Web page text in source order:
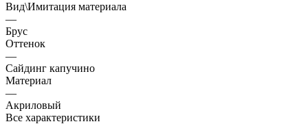
Вид\Имитация материала
—
Брус
Оттенок
—
Сайдинг капучино
Материал
—
Акриловый
Все характеристики